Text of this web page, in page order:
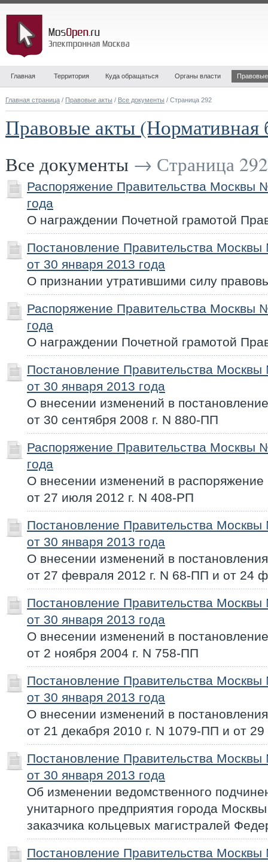
Главная Территория Куда обращаться Органы власти
Главная страница / Правовые акты / Все документы / Страница 292
Правовые акты (Нормативная
Все документы → Страница 292
Распоряжение Правительства Москвы
года
О награждении Почетной грамотой
Постановление Правительства
от 30 января 2013 года
О признании утратившими силу
Распоряжение Правительства Москвы
года
О награждении Почетной грамотой
Постановление Правительства
от 30 января 2013 года
О внесении изменений в
от 30 сентября 2008 г. N 880-ПП
Распоряжение Правительства Москвы
года
О внесении изменений в
от 27 июля 2012 г. N 408-РП
Постановление Правительства
от 30 января 2013 года
О внесении изменений в
от 27 февраля 2012 г. N 68-ПП и от 24
Постановление Правительства
от 30 января 2013 года
О внесении изменений в
от 2 ноября 2004 г. N 758-ПП
Постановление Правительства
от 30 января 2013 года
О внесении изменений в
от 21 декабря 2010 г. N 1079-ПП и от
Постановление Правительства
от 30 января 2013 года
Об изменении ведомственного
унитарного предприятия города
заказчика кольцевых магистралей
Постановление Правительства